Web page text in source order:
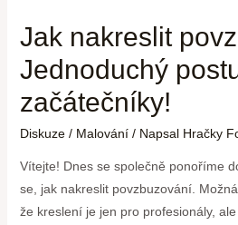
Jak nakreslit
Jednoduchý
začátečníky!
Diskuze / Malování/ Napsal Hračky
Vítejte! Dnes se společně ponoříme
se, jak nakreslit povzbuzování.
že kreslení je jen pro profesionály,